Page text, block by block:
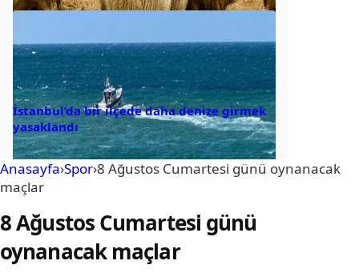
İstanbul’da bir ilçede daha denize girmek
yasaklandı
Anasayfa›Spor›8 Ağustos Cumartesi günü oynanacak
maçlar
8 Ağustos Cumartesi günü
oynanacak maçlar